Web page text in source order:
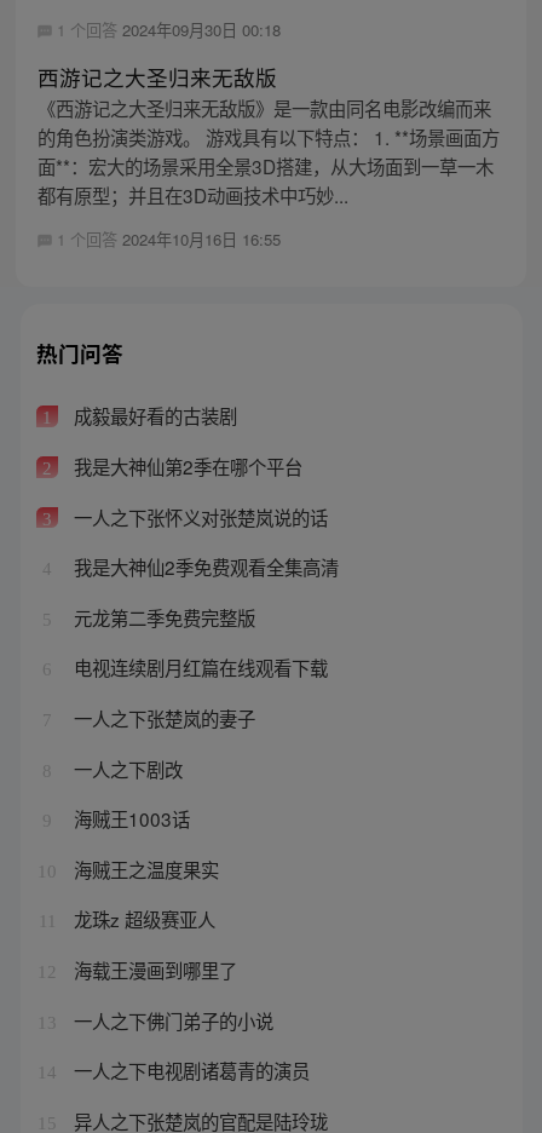
1 个回答 2024年09月30日 00:18
西游记之大圣归来无敌版
《西游记之大圣归来无敌版》是一款由同名电影改编而来
的角色扮演类游戏。 游戏具有以下特点： 1. **场景画面方
面**：宏大的场景采用全景3D搭建，从大场面到一草一木
都有原型；并且在3D动画技术中巧妙...
1 个回答 2024年10月16日 16:55
热门问答
1 成毅最好看的古装剧
2 我是大神仙第2季在哪个平台
3 一人之下张怀义对张楚岚说的话
4 我是大神仙2季免费观看全集高清
5 元龙第二季免费完整版
6 电视连续剧月红篇在线观看下载
7 一人之下张楚岚的妻子
8 一人之下剧改
9 海贼王1003话
10 海贼王之温度果实
龙珠z 超级赛亚人
12 海载王漫画到哪里了
13 一人之下佛门弟子的小说
14 一人之下电视剧诸葛青的演员
15 异人之下张楚岚的官配是陆玲珑